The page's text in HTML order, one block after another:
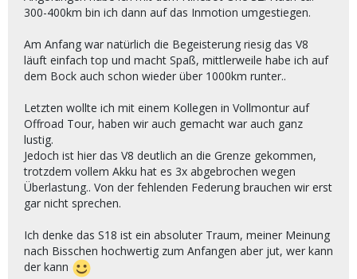
300-400km bin ich dann auf das Inmotion umgestiegen.
Am Anfang war natürlich die Begeisterung riesig das V8
läuft einfach top und macht Spaß, mittlerweile habe ich auf
dem Bock auch schon wieder über 1000km runter..
Letzten wollte ich mit einem Kollegen in Vollmontur auf
Offroad Tour, haben wir auch gemacht war auch ganz
lustig.
Jedoch ist hier das V8 deutlich an die Grenze gekommen,
trotzdem vollem Akku hat es 3x abgebrochen wegen
Überlastung.. Von der fehlenden Federung brauchen wir erst
gar nicht sprechen.
Ich denke das S18 ist ein absoluter Traum, meiner Meinung
nach Bisschen hochwertig zum Anfangen aber jut, wer kann
der kann